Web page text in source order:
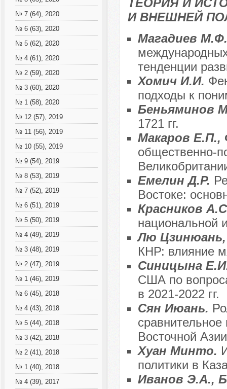
№ 7 (64), 2020
№ 6 (63), 2020
№ 5 (62), 2020
№ 4 (61), 2020
№ 2 (59), 2020
№ 3 (60), 2020
№ 1 (58), 2020
№ 12 (57), 2019
№ 11 (56), 2019
№ 10 (55), 2019
№ 9 (54), 2019
№ 8 (53), 2019
№ 7 (52), 2019
№ 6 (51), 2019
№ 5 (50), 2019
№ 4 (49), 2019
№ 3 (48), 2019
№ 2 (47), 2019
№ 1 (46), 2019
№ 6 (45), 2018
№ 4 (43), 2018
№ 5 (44), 2018
№ 3 (42), 2018
№ 2 (41), 2018
№ 1 (40), 2018
№ 4 (39), 2017
ТЕОРИЯ И
И ВНЕШНЕЙ
Магадиев
тенденции
Хомич И.И.
подходы к
Беньяминов
1721 гг.
Макаров
общественно-
Емелин Д.Р.
Востоке:
Красников
национальной
Лю
КНР: влияние
Синицына
США по
в 2021-2022 гг.
Сян Июань.
Восточной Азии
Хуан Минто.
политики в
Иванов Э.А.,